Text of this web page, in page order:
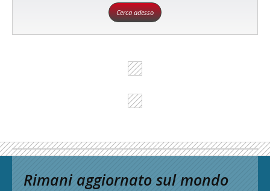
Cerca adesso
Rimani aggiornato sul mondo